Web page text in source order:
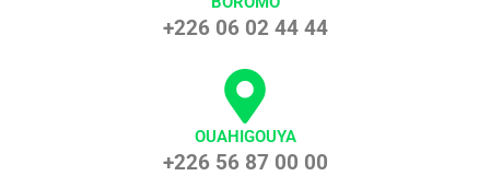
+226 06 02 44 44
OUAHIGOUYA
+226 56 87 00 00